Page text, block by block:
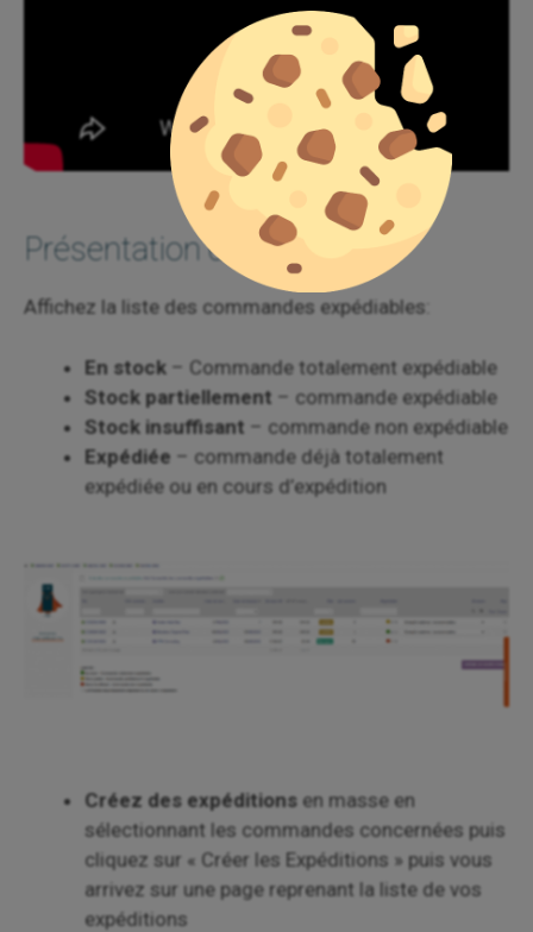
Présentation détaillée
Affichez la liste des commandes expédiables:
En stock – Commande totalement expédiable
Stock partiellement – commande expédiable
Stock insuffisant – commande non expédiable
Expédiée – commande déjà totalement
expédiée ou en cours d’expédition
Créez des expéditions en masse en
sélectionnant les commandes concernées puis
cliquez sur « Créer les Expéditions » puis vous
arrivez sur une page reprenant la liste de vos
expéditions